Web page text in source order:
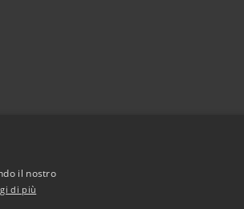
il nostro
di più